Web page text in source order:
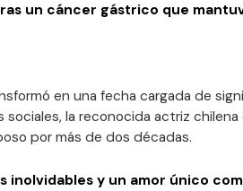
un cáncer gástrico que
en una fecha cargada de
sociales, la reconocida actriz
por más de dos décadas.
inolvidables y un amor único